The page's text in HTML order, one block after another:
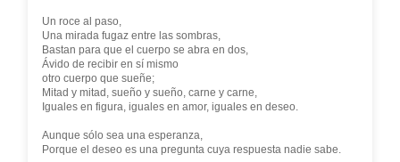
Un roce al paso,
Una mirada fugaz entre las sombras,
Bastan para que el cuerpo se abra en dos,
Ávido de recibir en sí mismo
otro cuerpo que sueñe;
Mitad y mitad, sueño y sueño, carne y carne,
Iguales en figura, iguales en amor, iguales en deseo.
Aunque sólo sea una esperanza,
Porque el deseo es una pregunta cuya respuesta nadie sabe.